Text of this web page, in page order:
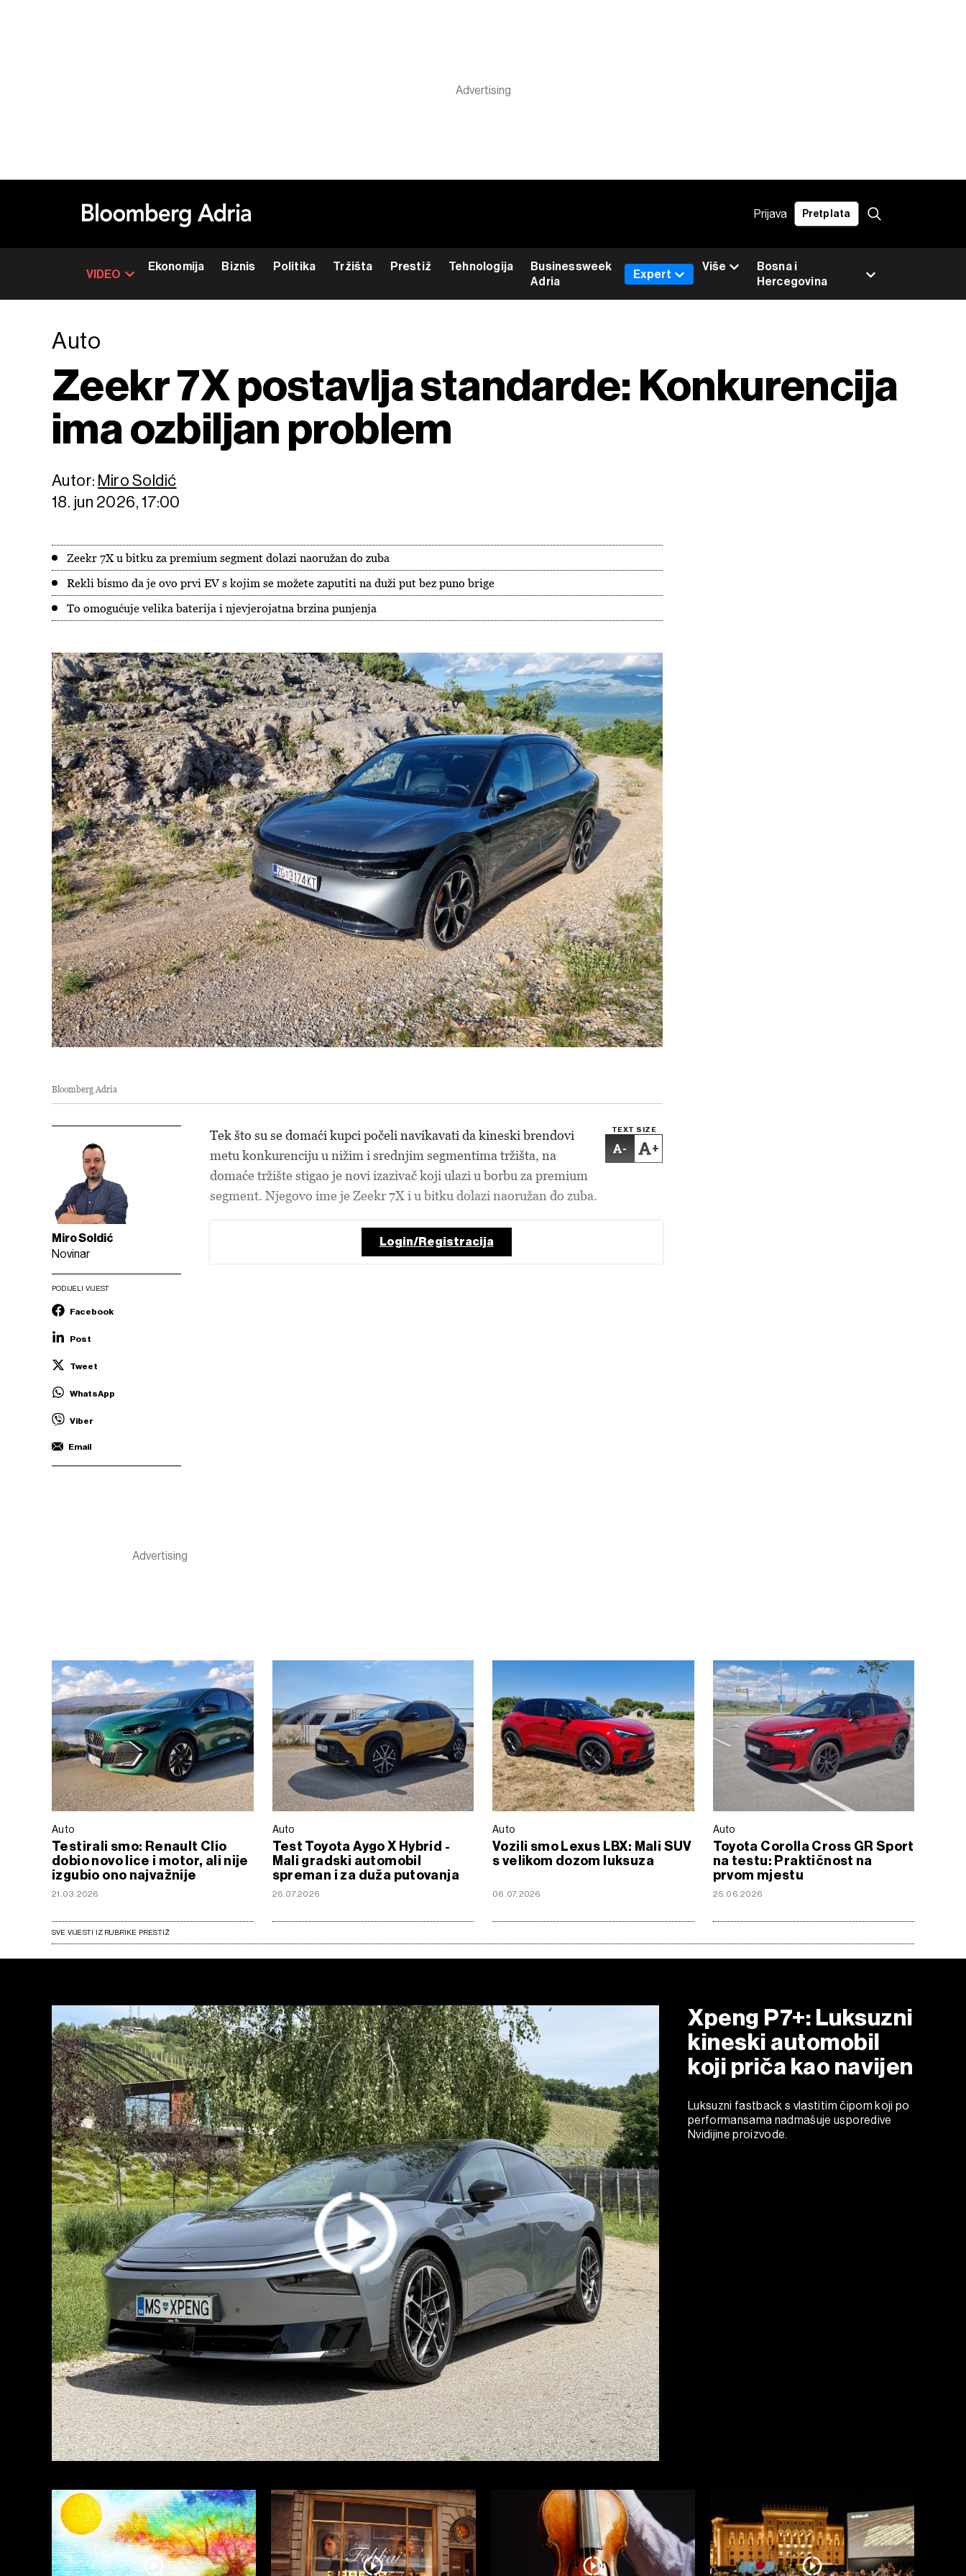
Prijava Pretplata
VIDEO
Ekonomija Biznis Politika Tržišta Prestiž Tehnologija
Businessweek
Adria
Bosna i
Hercegovina
Expert
Više
Auto
Zeekr 7X postavlja standarde: Konkurencija
ima ozbiljan problem
Autor: Miro Soldić
18. jun 2026, 17:00
Zeekr 7X u bitku za premium segment dolazi naoružan do zuba
Rekli bismo da je ovo prvi EV s kojim se možete zaputiti na duži put bez puno brige
To omogućuje velika baterija i njevjerojatna brzina punjenja
Bloomberg Adria
Miro Soldić
Novinar
PODIJELI VIJEST
Facebook
Post
Tweet
WhatsApp
Viber
Email
TEXT SIZE
- +
Tek što su se domaći kupci počeli navikavati da kineski brendovi
metu konkurenciju u nižim i srednjim segmentima tržišta, na
domaće tržište stigao je novi izazivač koji ulazi u borbu za premium
segment. Njegovo ime je Zeekr 7X i u bitku dolazi naoružan do zuba.
Login/Registracija
Auto
Testirali smo: Renault Clio
dobio novo lice i motor, ali nije
izgubio ono najvažnije
21.03.2026
Auto
Test Toyota Aygo X Hybrid -
Mali gradski automobil
spreman i za duža putovanja
26.07.2026
Auto
Vozili smo Lexus LBX: Mali SUV
s velikom dozom luksuza
06.07.2026
Auto
Toyota Corolla Cross GR Sport
na testu: Praktičnost na
prvom mjestu
25.06.2026
SVE VIJESTI IZ RUBRIKE PRESTIŽ
Xpeng P7+: Luksuzni
kineski automobil
koji priča kao navijen
Luksuzni fastback s vlastitim čipom koji po
performansama nadmašuje usporedive
Nvidijine proizvode.